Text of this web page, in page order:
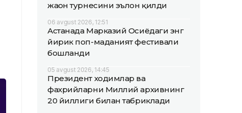
жаҳон турнесини эълон қилди
06 avgust 2026, 12:51
Астанада Марказий Осиёдаги энг
йирик поп-маданият фестивали
бошланди
05 avgust 2026, 14:45
Президент ходимлар ва
фахрийларни Миллий архивнинг
20 йиллиги билан табриклади